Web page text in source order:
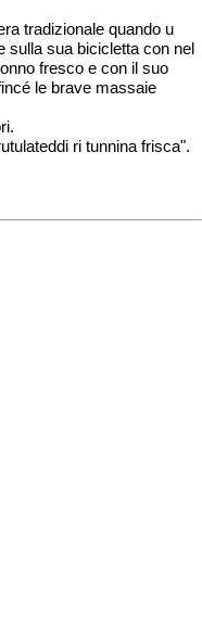
tradizionale quando u
sulla sua bicicletta con nel
fresco e con il suo
le brave massaie
ri tunnina frisca".